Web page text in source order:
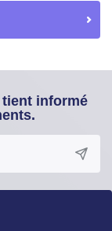
tient informé